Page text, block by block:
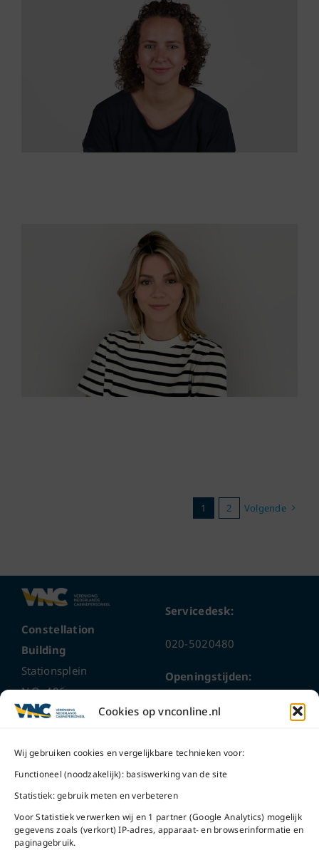
Cookies op vnconline.nl
Wij gebruiken cookies en vergelijkbare technieken voor:
Functioneel (noodzakelijk): basiswerking van de site
Statistiek: gebruik meten en verbeteren
Voor Statistiek verwerken wij en 1 partner (Google Analytics) mogelijk
gegevens zoals (verkort) IP-adres, apparaat- en browserinformatie en
paginagebruik.
1 2 Volgende
Constellation
Building
Stationsplein
N.O. 406
1117 CL
Bel ons
Mail ons
Servicedesk:
020-5020480
Openingstijden:
ma t/m do
Na openingstijden
bereikbaar via
5020480